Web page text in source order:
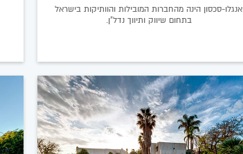
אנגלו-סכסון הינה מהחברות המובילות והוותיקות בישראל
בתחום שיווק ותיווך נדל"ן.